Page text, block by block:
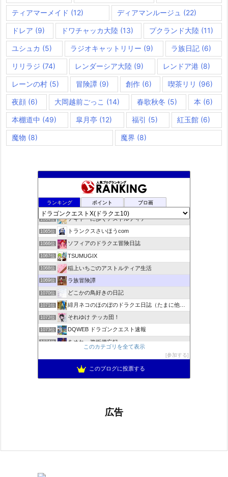
ティアマーメイド (12) ディアマンルージュ (22)
ドレア (9) ドワチャッカ大陸(13) プクランド大陸 (11)
ユシュカ (5) ラジオキャットリリー (9) ラ族日記 (6)
リリラジ (74) レンダーシア大陸 (9) レンドア港 (8)
レーンの村 (5) 冒険譚(9) 創作(6) 喫茶リリ (96)
夜顔 (6) 大岡越前ごっこ (14) 春歌秋冬 (5) 本 (6)
本棚道中 (49) 皐月亭 (12) 福引 (5) 紅玉館(6)
魔物 (8) 魔界 (8)
ランキング ポイント ブロ画
ドラクエ10ラウラの日常とチーム運営ブログ
1063位 デコとギュッとどわこ♪のドラクエ10冒険日記
1064位 テキトーに歩くアストルティア
1065位 トランクスさいほうcom
1066位 ソフィアのドラクエ冒険日誌
1067位 TSUMUGIX
1068位 稲上いちごのアストルティア生活
1069位 ラ族冒険譚
1070位 どこかの鳥好きの日記
1071位 緋月ネコのほのぼのドラクエ日誌（たまに他のことも書いてます)
1072位 それゆけ テッカ団！
1073位 DQWEB ドラゴンクエスト速報
1074位 あめれぃ複垢備忘録
アリアドネからのお便り『Aria de nouvelles』
このカテゴリを全て表示
参加する
このブログに投票する
広告